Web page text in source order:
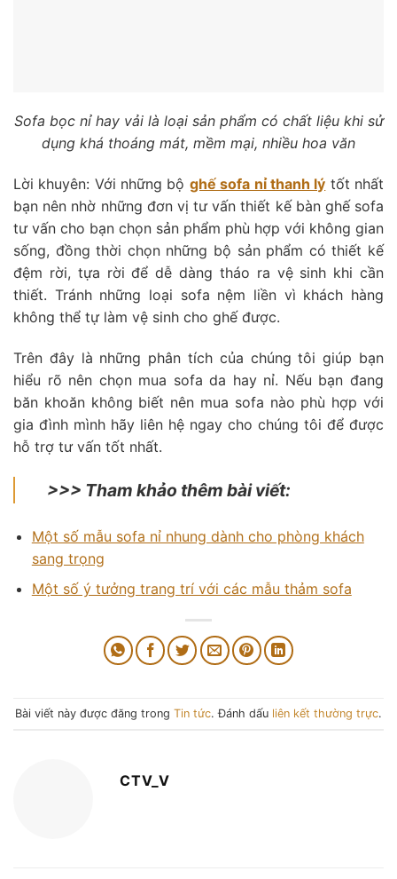
Sofa bọc nỉ hay vải là loại sản phẩm có chất liệu khi sử
dụng khá thoáng mát, mềm mại, nhiều hoa văn
Lời khuyên: Với những bộ ghế sofa nỉ thanh lý tốt nhất
bạn nên nhờ những đơn vị tư vấn thiết kế bàn ghế sofa
tư vấn cho bạn chọn sản phẩm phù hợp với không gian
sống, đồng thời chọn những bộ sản phẩm có thiết kế
đệm rời, tựa rời để dễ dàng tháo ra vệ sinh khi cần
thiết. Tránh những loại sofa nệm liền vì khách hàng
không thể tự làm vệ sinh cho ghế được.
Trên đây là những phân tích của chúng tôi giúp bạn
hiểu rõ nên chọn mua sofa da hay nỉ. Nếu bạn đang
băn khoăn không biết nên mua sofa nào phù hợp với
gia đình mình hãy liên hệ ngay cho chúng tôi để được
hỗ trợ tư vấn tốt nhất.
>>> Tham khảo thêm bài viết:
Một số mẫu sofa nỉ nhung dành cho phòng khách
sang trọng
Một số ý tưởng trang trí với các mẫu thảm sofa
Bài viết này được đăng trong Tin tức. Đánh dấu liên kết thường trực.
CTV_V